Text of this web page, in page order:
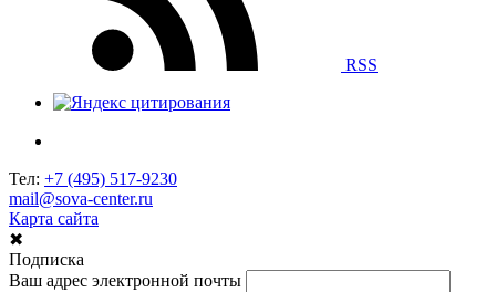
RSS
Тел: +7 (495) 517-9230
mail@sova-center.ru
Карта сайта
✖
Подписка
Ваш адрес электронной почты